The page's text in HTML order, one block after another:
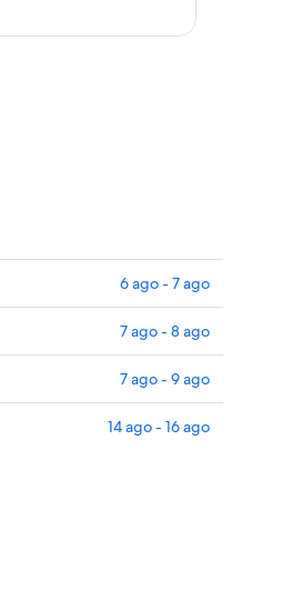
6 ago - 7 ago
7 ago - 8 ago
7 ago - 9 ago
14 ago - 16 ago